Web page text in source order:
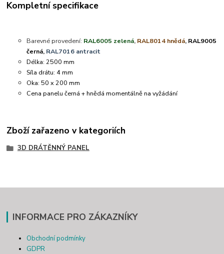
Kompletní specifikace
Barevné provedení: RAL6005 zelená, RAL8014 hnědá, RAL9005
černá, RAL7016 antracit
Délka: 2500 mm
Síla drátu: 4 mm
Oka: 50 x 200 mm
Cena panelu černá + hnědá momentálně na vyžádání
Zboží zařazeno v kategoriích
3D DRÁTĚNNÝ PANEL
INFORMACE PRO ZÁKAZNÍKY
Obchodní podmínky
GDPR